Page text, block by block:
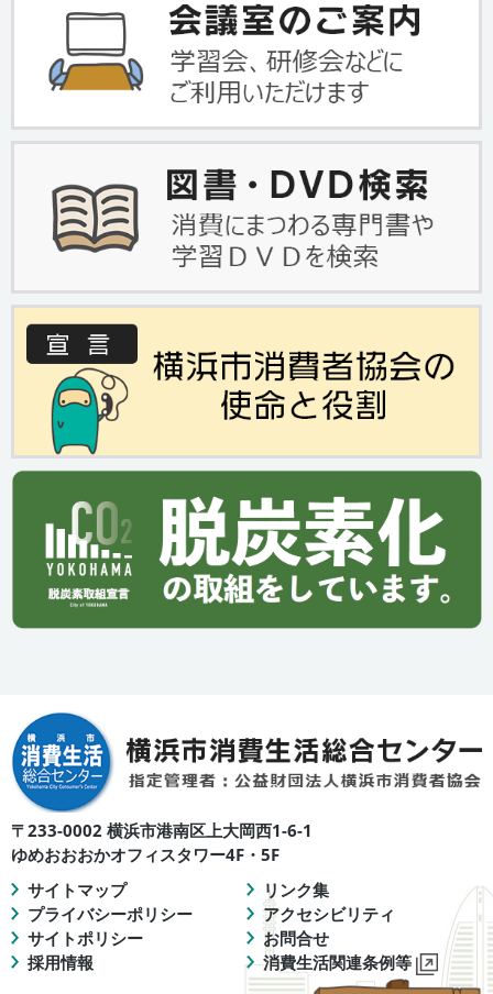
〒233-0002 横浜市港南区上大岡西1-6-1
ゆめおおおかオフィスタワー4F・5F
サイトマップ
リンク集
プライバシーポリシー
アクセシビリティ
サイトポリシー
お問合せ
採用情報
消費生活関連条例等